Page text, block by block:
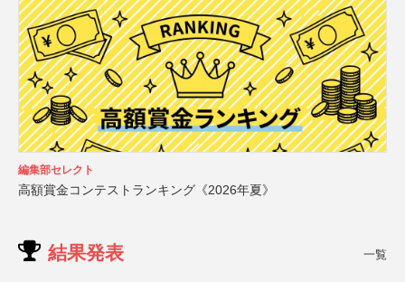
編集部セレクト
高額賞金コンテストランキング《2026年夏》
結果発表 一覧